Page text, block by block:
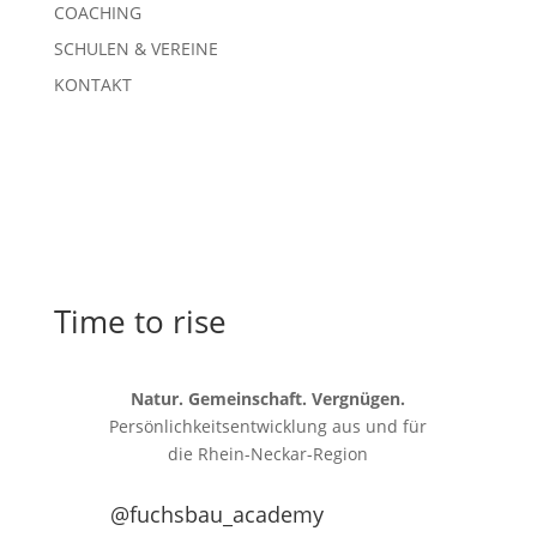
COACHING
SCHULEN & VEREINE
KONTAKT
Time to rise
Natur. Gemeinschaft. Vergnügen.
Persönlichkeitsentwicklung aus und für
die Rhein-Neckar-Region
@fuchsbau_academy